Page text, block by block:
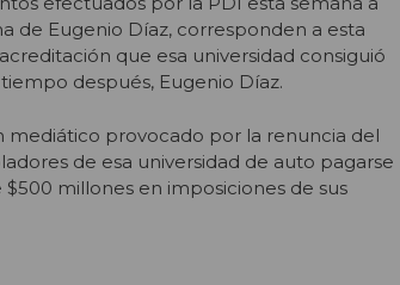
de Eugenio Díaz, corresponden a esta
que esa universidad consiguió
después, Eugenio Díaz.
mediático provocado por la renuncia del
de esa universidad de auto pagarse
millones en imposiciones de sus